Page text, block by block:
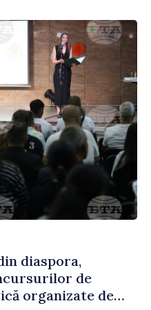
diaspora,
de
organizate de